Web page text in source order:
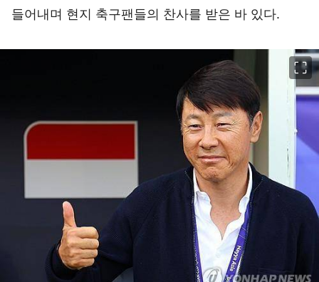
들어내며 현지 축구팬들의 찬사를 받은 바 있다.